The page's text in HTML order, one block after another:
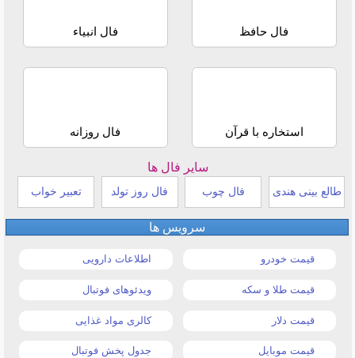
فال حافظ فال انبیاء
استخاره با قرآن فال روزانه
سایر فال ها
طالع بینی هندی فال چوب فال روز تولد تعبیر خواب
سرویس ها
قیمت خودرو اطلاعات دارویی
قیمت طلا و سکه ویدئوهای فوتبال
قیمت دلار کالری مواد غذایی
قیمت موبایل جدول پخش فوتبال